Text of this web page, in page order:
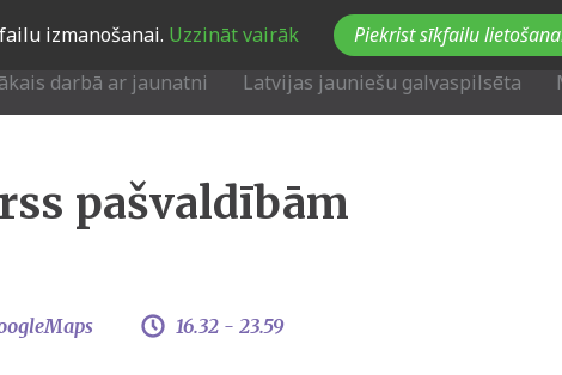
izmanošanai. Uzzināt vairāk Piekrist sīkfailu
darbā ar jaunatni Latvijas jauniešu galvaspilsēta
pašvaldībām
16.32 - 23.59